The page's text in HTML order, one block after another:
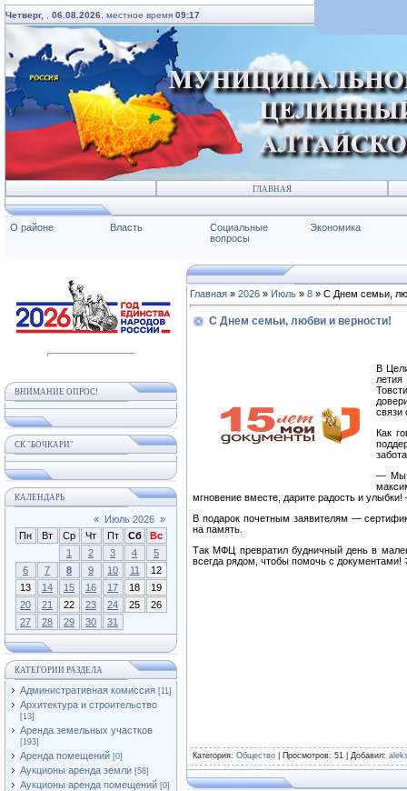
Четверг, 06.08.2026 , местное время 09:17
ГЛАВНАЯ
О районе Власть
Социальные
вопросы
Экономика
ВНИМАНИЕ ОПРОС!
СК "БОЧКАРИ"
КАЛЕНДАРЬ
« Июль 2026 »
Пн
Вт Ср Чт Пт Сб
Вс
1
2 3 4
5
6
7 8 9 10 11
12
13
14 15 16 17 18
19
20
21 22 23 24 25
26
27
28 29 30 31
КАТЕГОРИИ РАЗДЕЛА
Административная комиссия [11]
Архитектура и строительство
[13]
Аренда земельных участков
[193]
Аренда помещений [0]
Аукционы аренда земли [58]
Аукционы аренда помещений [0]
Главная » 2026 » Июль » 8 » С Днем семьи,
С Днем семьи, любви и верности!
В
связи
Как
— Мы
мгновение вместе, дарите радость и
В подарок почетным заявителям —
на память.
Так МФЦ превратил будничный день в
всегда рядом, чтобы помочь с документами!
Категория: Общество Просмотров: 51 | Добавил: